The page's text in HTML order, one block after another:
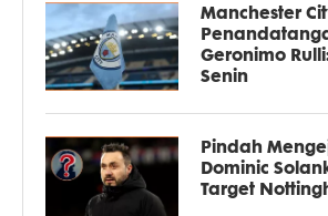
Manchester
Geronimo
Senin
Pindah
Dominic
Target